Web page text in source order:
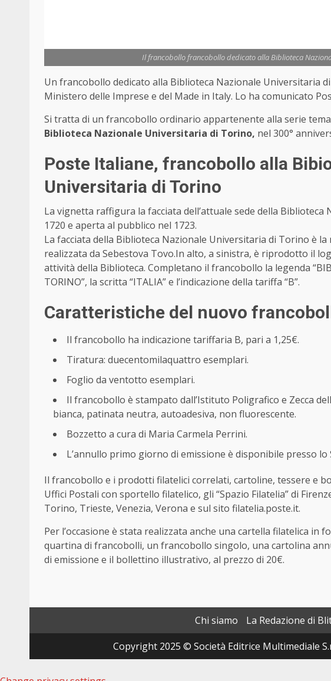
Il francobollo francobollo dedicato alla Biblioteca
Un francobollo dedicato alla Biblioteca Nazionale Universitaria
Ministero delle Imprese e del Made in Italy. Lo ha comunicato
Si tratta di un francobollo ordinario appartenente alla serie
Biblioteca Nazionale Universitaria di Torino, nel 300°
Poste Italiane, francobollo alla
Universitaria di Torino
La vignetta raffigura la facciata dell’attuale sede della
1720 e aperta al pubblico nel 1723.
La facciata della Biblioteca Nazionale Universitaria di Torino è
realizzata da Sebestova Tovo.In alto, a sinistra, è riprodotto il
attività della Biblioteca. Completano il francobollo la legenda
TORINO”, la scritta “ITALIA” e l’indicazione della tariffa “B”.
Caratteristiche del nuovo
Il francobollo ha indicazione tariffaria B, pari a 1,25€.
Tiratura: duecentomilaquattro esemplari.
Foglio da ventotto esemplari.
Il francobollo è stampato dall’Istituto Poligrafico e Zecca
bianca, patinata neutra, autoadesiva, non fluorescente.
Bozzetto a cura di Maria Carmela Perrini.
L’annullo primo giorno di emissione è disponibile presso lo
Il francobollo e i prodotti filatelici correlati, cartoline, tessere e
Uffici Postali con sportello filatelico, gli “Spazio Filatelia” di
Torino, Trieste, Venezia, Verona e sul sito filatelia.poste.it.
Per l’occasione è stata realizzata anche una cartella filatelica in
quartina di francobolli, un francobollo singolo, una cartolina
di emissione e il bollettino illustrativo, al prezzo di 20€.
Chi siamo La Redazione di
Copyright 2025 © Società Editrice Multimediale